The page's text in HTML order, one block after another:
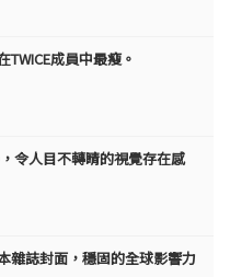
成員中最瘦。
，令人目不轉睛的視覺存在感
雜誌封面，穩固的全球影響力